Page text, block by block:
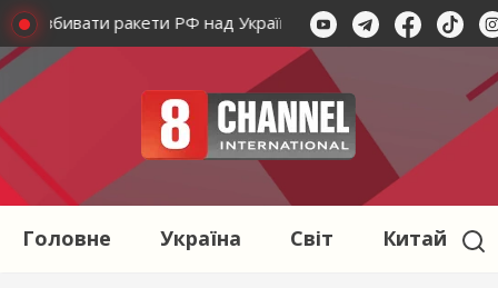
збивати ракети РФ над Україною Сикорський
Головне Україна Світ Китай